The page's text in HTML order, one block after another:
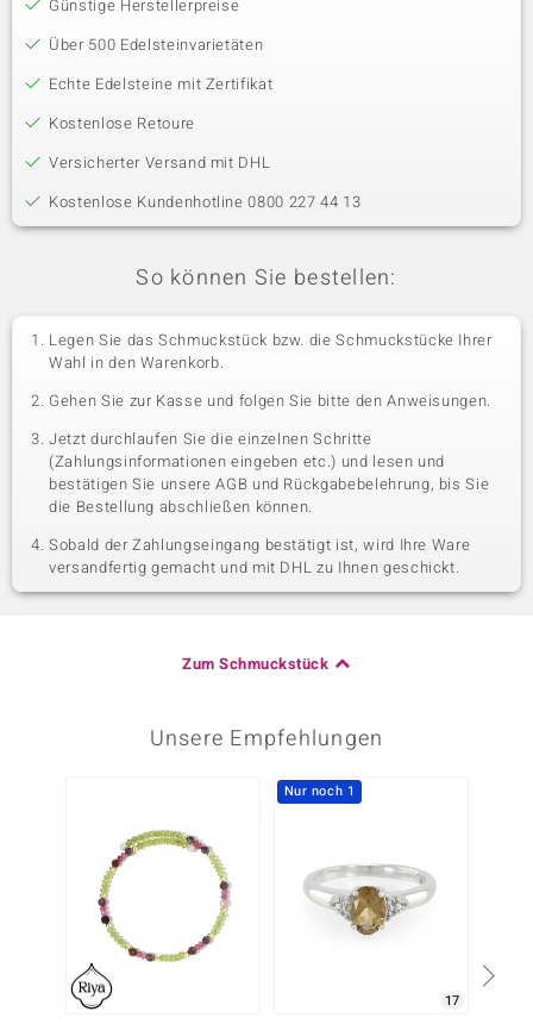
Günstige Herstellerpreise
Über 500 Edelsteinvarietäten
Echte Edelsteine mit Zertifikat
Kostenlose Retoure
Versicherter Versand mit DHL
Kostenlose Kundenhotline 0800 227 44 13
So können Sie bestellen:
Legen Sie das Schmuckstück bzw. die Schmuckstücke Ihrer
Wahl in den Warenkorb.
Gehen Sie zur Kasse und folgen Sie bitte den Anweisungen.
Jetzt durchlaufen Sie die einzelnen Schritte
(Zahlungsinformationen eingeben etc.) und lesen und
bestätigen Sie unsere AGB und Rückgabebelehrung, bis Sie
die Bestellung abschließen können.
Sobald der Zahlungseingang bestätigt ist, wird Ihre Ware
versandfertig gemacht und mit DHL zu Ihnen geschickt.
Zum Schmuckstück
Unsere Empfehlungen
Nur noch 1
17